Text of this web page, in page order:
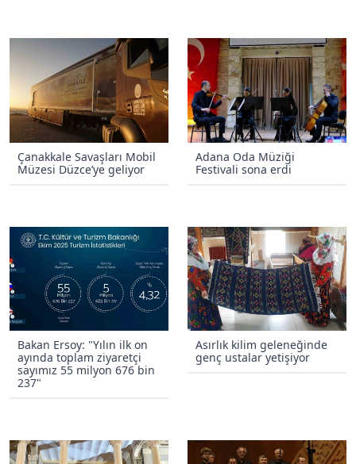
Çanakkale Savaşları Mobil
Müzesi Düzce’ye geliyor
Adana Oda Müziği
Festivali sona erdi
Bakan Ersoy: "Yılın ilk on
ayında toplam ziyaretçi
sayımız 55 milyon 676 bin
237"
Asırlık kilim geleneğinde
genç ustalar yetişiyor